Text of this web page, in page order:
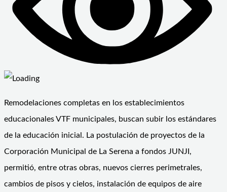
Remodelaciones completas en los establecimientos
educacionales VTF municipales, buscan subir los estándares
de la educación inicial. La postulación de proyectos de la
Corporación Municipal de La Serena a fondos JUNJI,
permitió, entre otras obras, nuevos cierres perimetrales,
cambios de pisos y cielos, instalación de equipos de aire